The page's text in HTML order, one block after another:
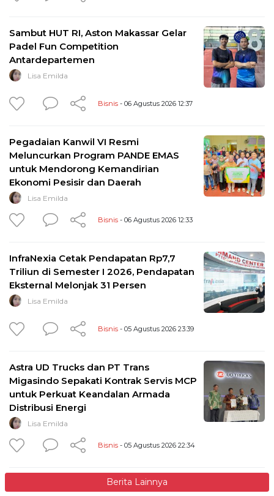
Sambut HUT RI, Aston Makassar Gelar
Padel Fun Competition
Antardepartemen
Lisa Emilda
Bisnis - 06 Agustus 2026 12:37
Pegadaian Kanwil VI Resmi
Meluncurkan Program PANDE EMAS
untuk Mendorong Kemandirian
Ekonomi Pesisir dan Daerah
Lisa Emilda
Bisnis - 06 Agustus 2026 12:33
InfraNexia Cetak Pendapatan Rp7,7
Triliun di Semester I 2026, Pendapatan
Eksternal Melonjak 31 Persen
Lisa Emilda
Bisnis - 05 Agustus 2026 23:39
Astra UD Trucks dan PT Trans
Migasindo Sepakati Kontrak Servis MCP
untuk Perkuat Keandalan Armada
Distribusi Energi
Lisa Emilda
Bisnis - 05 Agustus 2026 22:34
Berita Lainnya